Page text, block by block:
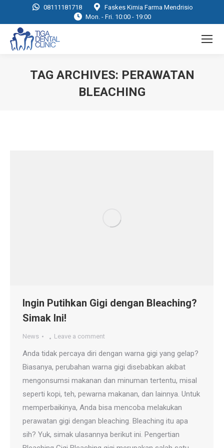
08111181718
Faskes Kimia Farma Mendrisio
Mon. - Fri. 10:00 - 19:00
TAG ARCHIVES: PERAWATAN
BLEACHING
Ingin Putihkan Gigi dengan Bleaching?
Simak Ini!
News Leave a comment
Anda tidak percaya diri dengan warna gigi yang gelap?
Biasanya, perubahan warna gigi disebabkan akibat
mengonsumsi makanan dan minuman tertentu, misal
seperti kopi, teh, pewarna makanan, dan lainnya. Untuk
memperbaikinya, Anda bisa mencoba melakukan
perawatan gigi dengan bleaching. Bleaching itu apa
sih? Yuk, simak ulasannya berikut ini. Pengertian